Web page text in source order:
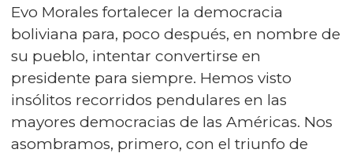
Evo Morales fortalecer la democracia
boliviana para, poco después, en nombre de
su pueblo, intentar convertirse en
presidente para siempre. Hemos visto
insólitos recorridos pendulares en las
mayores democracias de las Américas. Nos
asombramos, primero, con el triunfo de